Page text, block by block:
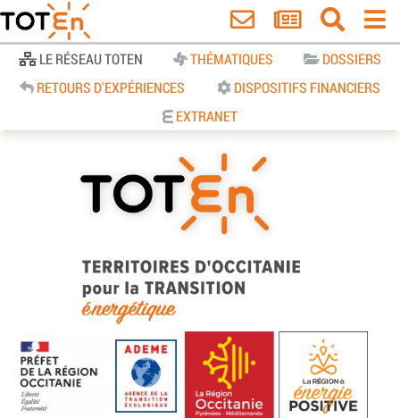
LE RÉSEAU TOTEN THÉMATIQUES
DOSSIERS
RETOURS D'EXPÉRIENCES
DISPOSITIFS FINANCIERS
EXTRANET
TOTEn Occitanie | Territoires
d’Occitanie pour la Transition
Energétique